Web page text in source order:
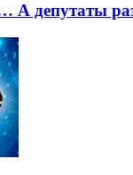
депутаты